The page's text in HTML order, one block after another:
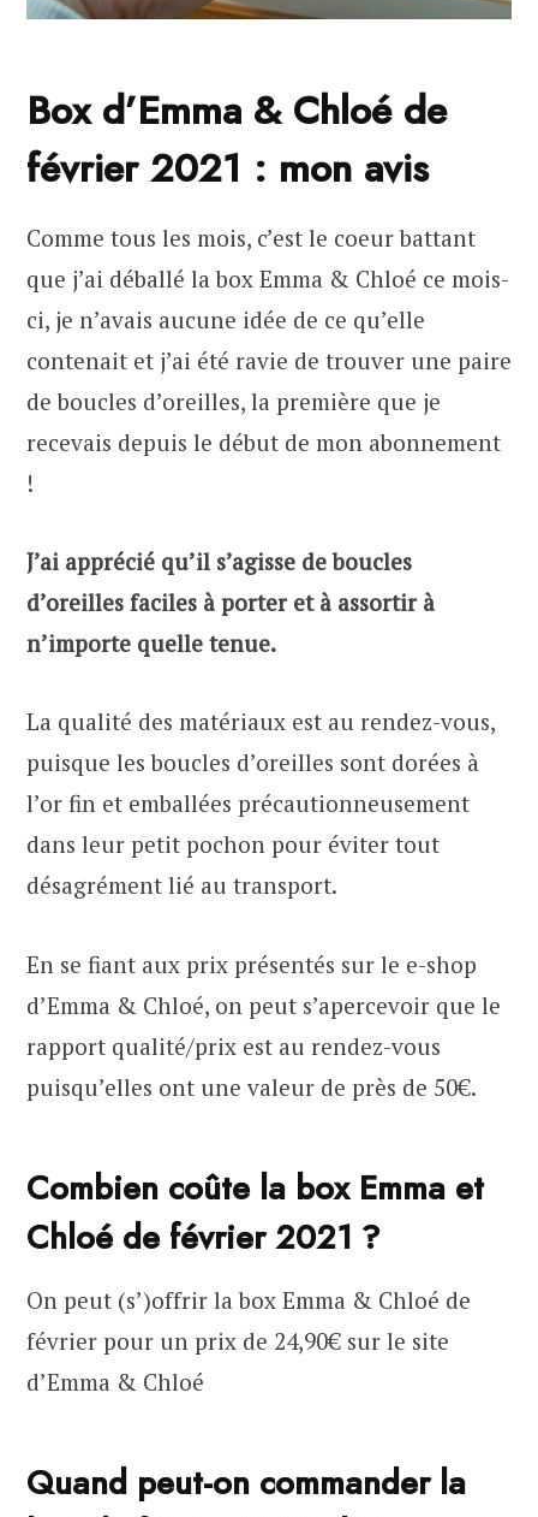
Box d’Emma & Chloé de
février 2021 : mon avis
Comme tous les mois, c’est le coeur battant
que j’ai déballé la box Emma & Chloé ce mois-
ci, je n’avais aucune idée de ce qu’elle
contenait et j’ai été ravie de trouver une paire
de boucles d’oreilles, la première que je
recevais depuis le début de mon abonnement
!
J’ai apprécié qu’il s’agisse de boucles
d’oreilles faciles à porter et à assortir à
n’importe quelle tenue.
La qualité des matériaux est au rendez-vous,
puisque les boucles d’oreilles sont dorées à
l’or fin et emballées précautionneusement
dans leur petit pochon pour éviter tout
désagrément lié au transport.
En se fiant aux prix présentés sur le e-shop
d’Emma & Chloé, on peut s’apercevoir que le
rapport qualité/prix est au rendez-vous
puisqu’elles ont une valeur de près de 50€.
Combien coûte la box Emma et
Chloé de février 2021 ?
On peut (s’)offrir la box Emma & Chloé de
février pour un prix de 24,90€ sur le site
d’Emma & Chloé
Quand peut-on commander la